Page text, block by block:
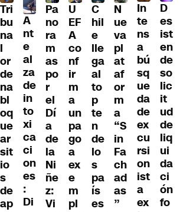
Tri
bu
na
l
or
de
na
bl
oq
ue
ar
sit
io
s
de
ap
A
nt
e
al
za
de
in
to
xi
ca
ci
on
es
:
Di
Pa
no
ra
m
as
po
r
el
Dí
a
de
la
Ni
ñe
z:
Vi
U
EF
A
co
nf
ir
m
a
un
pa
go
a
ex
e
m
pl
C
hil
e
lle
ga
al
to
p
te
n
de
lo
s
pa
ís
es
N
ue
va
pl
at
af
or
m
a
“S
in
Fa
ch
ad
as
”
In
te
ns
a
bú
sq
ue
da
de
ex
cu
rsi
on
ist
a
ex
D
es
ist
en
de
so
lic
it
ud
de
liq
ui
da
ci
ón
fo